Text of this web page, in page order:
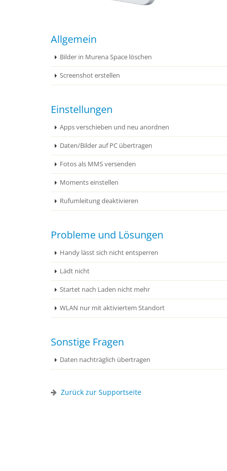
Allgemein
Bilder in Murena Space löschen
Screenshot erstellen
Einstellungen
Apps verschieben und neu anordnen
Daten/Bilder auf PC übertragen
Fotos als MMS versenden
Moments einstellen
Rufumleitung deaktivieren
Probleme und Lösungen
Handy lässt sich nicht entsperren
Lädt nicht
Startet nach Laden nicht mehr
WLAN nur mit aktiviertem Standort
Sonstige Fragen
Daten nachträglich übertragen
Zurück zur Supportseite